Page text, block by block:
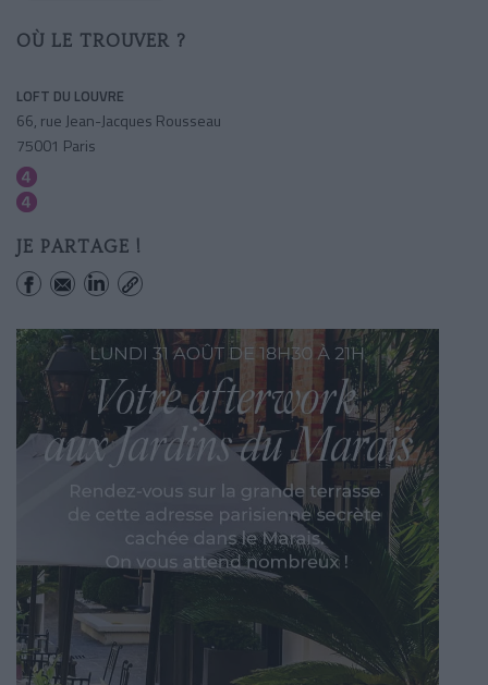
OÙ LE TROUVER ?
LOFT DU LOUVRE
66, rue Jean-Jacques Rousseau
75001 Paris
JE PARTAGE !